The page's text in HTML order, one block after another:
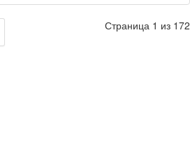
Страница 1 из 172